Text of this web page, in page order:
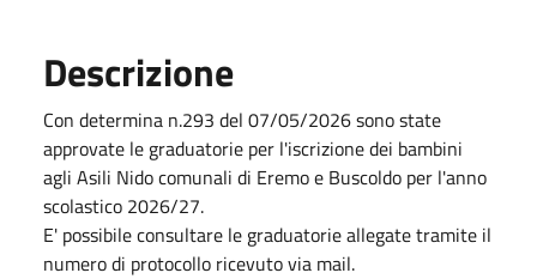
Descrizione
Con determina n.293 del 07/05/2026 sono state
approvate le graduatorie per l'iscrizione dei bambini
agli Asili Nido comunali di Eremo e Buscoldo per l'anno
scolastico 2026/27.
E' possibile consultare le graduatorie allegate tramite il
numero di protocollo ricevuto via mail.